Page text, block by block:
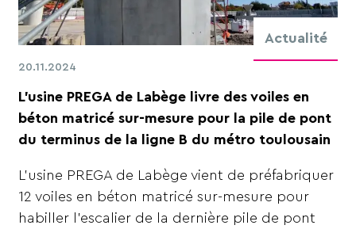
Actualité
20.11.2024
L’usine PREGA de Labège livre des voiles en
béton matricé sur-mesure pour la pile de pont
du terminus de la ligne B du métro toulousain
L’usine PREGA de Labège vient de préfabriquer
12 voiles en béton matricé sur-mesure pour
habiller l’escalier de la dernière pile de pont